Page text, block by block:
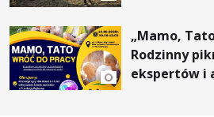
„Mamo,
Rodzinny
ekspertów i